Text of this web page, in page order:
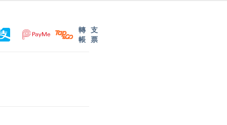
轉
帳
支
票